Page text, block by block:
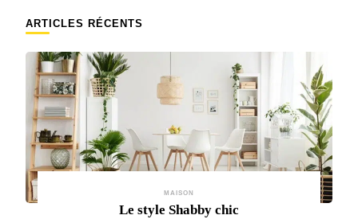
ARTICLES RÉCENTS
MAISON
Le style Shabby chic